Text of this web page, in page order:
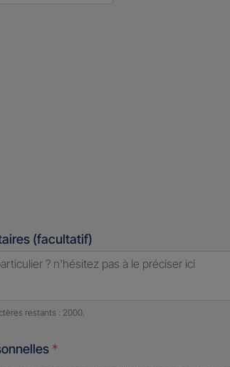
(facultatif)
: 2000 caractères restants
restants : 2000.
*